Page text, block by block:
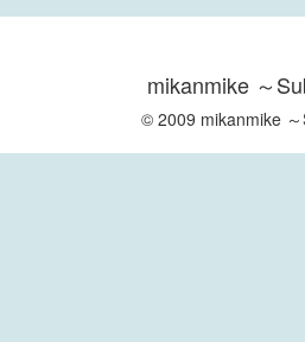
mikanmike ～
© 2009 mikanmike